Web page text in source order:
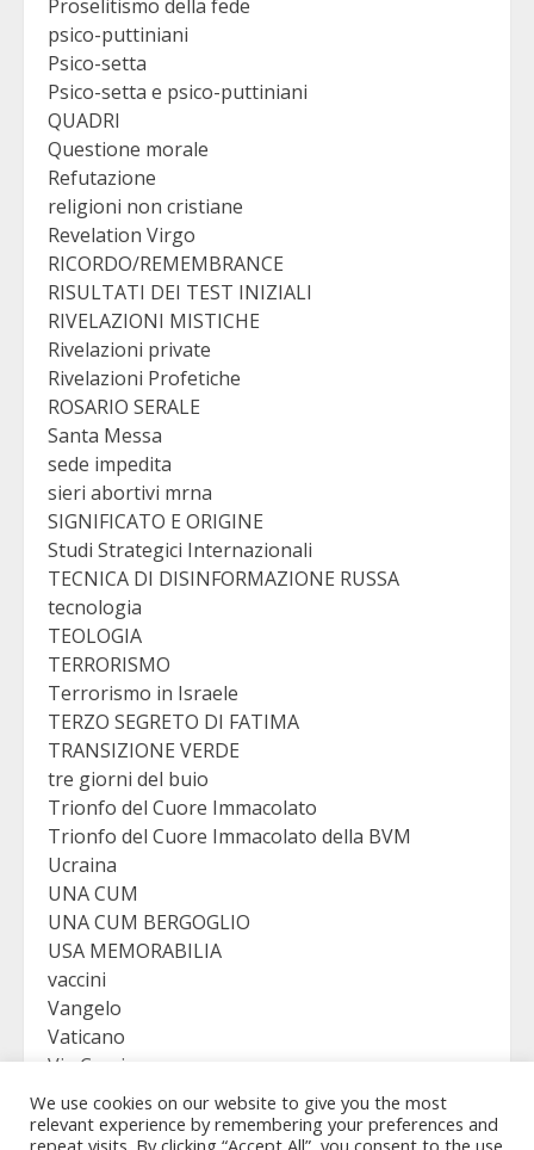
Proselitismo della fede
psico-puttiniani
Psico-setta
Psico-setta e psico-puttiniani
QUADRI
Questione morale
Refutazione
religioni non cristiane
Revelation Virgo
RICORDO/REMEMBRANCE
RISULTATI DEI TEST INIZIALI
RIVELAZIONI MISTICHE
Rivelazioni private
Rivelazioni Profetiche
ROSARIO SERALE
Santa Messa
sede impedita
sieri abortivi mrna
SIGNIFICATO E ORIGINE
Studi Strategici Internazionali
TECNICA DI DISINFORMAZIONE RUSSA
tecnologia
TEOLOGIA
TERRORISMO
Terrorismo in Israele
TERZO SEGRETO DI FATIMA
TRANSIZIONE VERDE
tre giorni del buio
Trionfo del Cuore Immacolato
Trionfo del Cuore Immacolato della BVM
Ucraina
UNA CUM
UNA CUM BERGOGLIO
USA MEMORABILIA
vaccini
Vangelo
Vaticano
Via Crucis
VICTORY
Viganò
We use cookies on our website to give you the most
relevant experience by remembering your preferences and
repeat visits. By clicking “Accept All”, you consent to the use